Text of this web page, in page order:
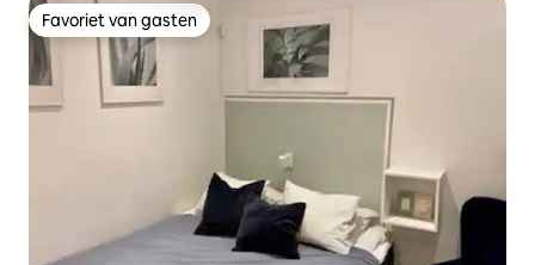
Favoriet van gasten
Favoriet van gasten